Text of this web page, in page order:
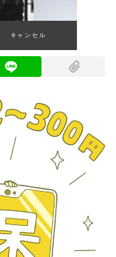
キャンセル